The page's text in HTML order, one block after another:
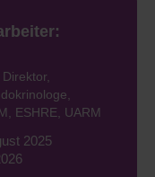
ESHRE, UARM
2025